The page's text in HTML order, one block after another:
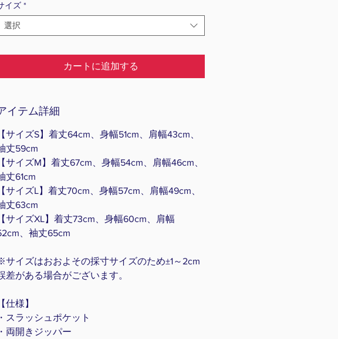
イズ *
選択
カートに追加する
イテム詳細
【サイズS】着丈64cm、身幅51cm、肩幅43cm、
丈59cm
【サイズM】着丈67cm、身幅54cm、肩幅46cm、
丈61cm
【サイズL】着丈70cm、身幅57cm、肩幅49cm、
丈63cm
【サイズXL】着丈73cm、身幅60cm、肩幅
、袖丈65cm
サイズはおおよその採寸サイズのため±1～2cm
差がある場合がございます。
【仕様】
・スラッシュポケット
・両開きジッパー